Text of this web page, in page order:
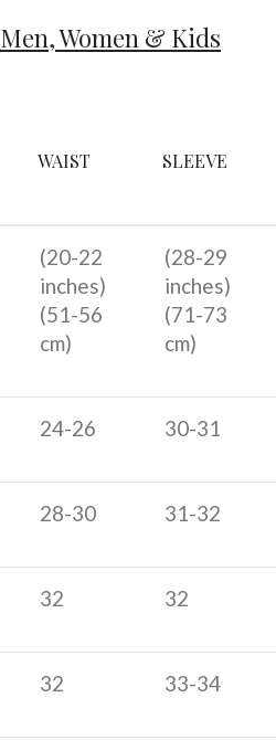
Men, Women & Kids
WAIST SLEEVE
(20-22
inches)
(51-56
cm)
(28-29
inches)
(71-73
cm)
24-26 30-31
28-30 31-32
32 32
32 33-34